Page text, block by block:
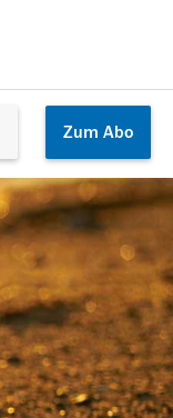
Zum Abo